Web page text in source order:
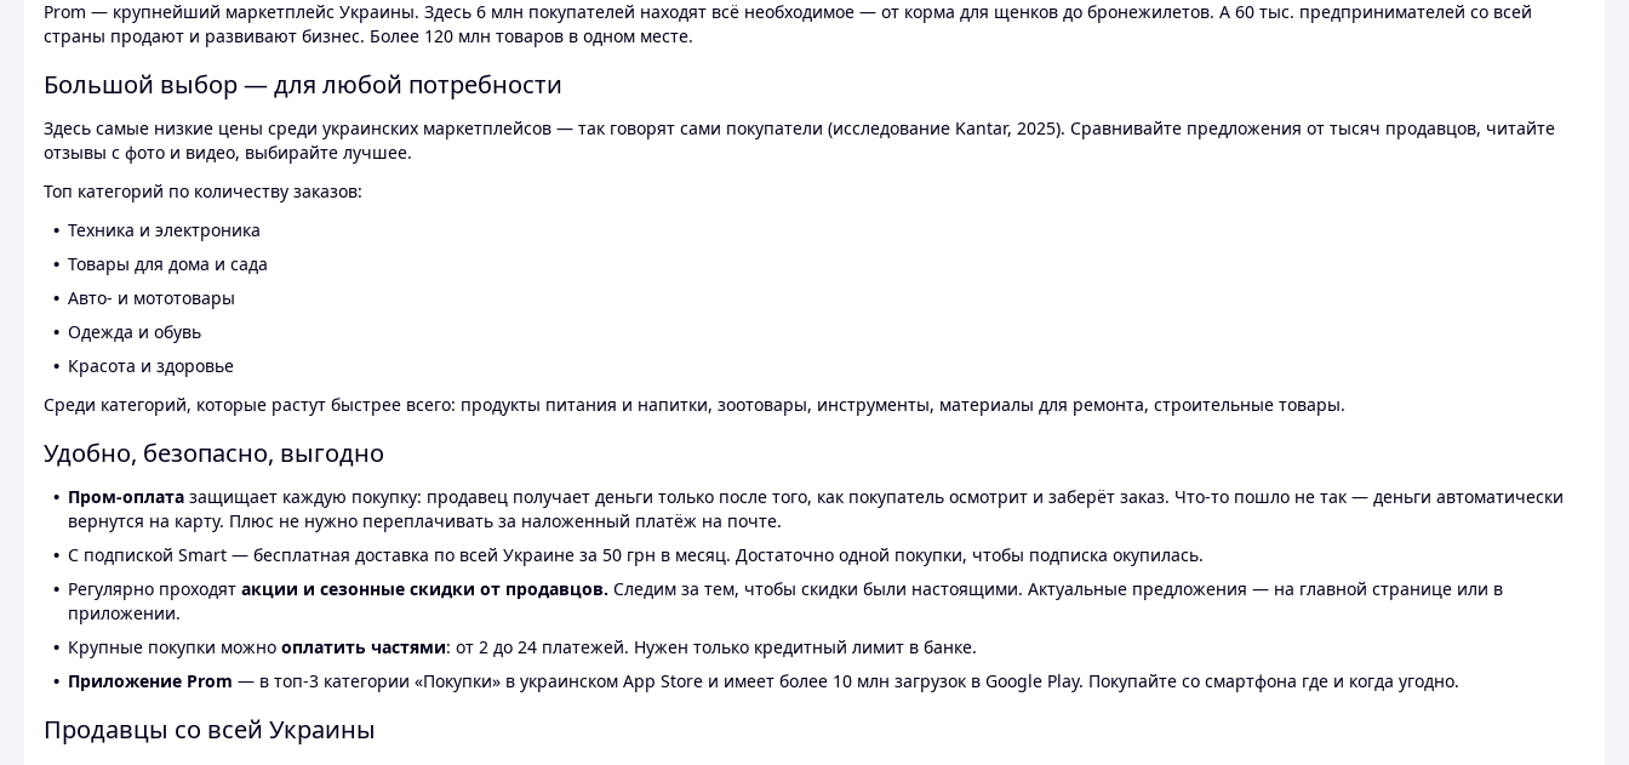
Prom — крупнейший маркетплейс Украины. Здесь 6 млн покупателей находят всё необходимое — от корма для щенков до бронежилетов. А 60 тыс. предпринимателей со всей
страны продают и развивают бизнес. Более 120 млн товаров в одном месте.
Большой выбор — для любой потребности
Здесь самые низкие цены среди украинских маркетплейсов — так говорят сами покупатели (исследование Kantar, 2025). Сравнивайте предложения от тысяч продавцов, читайте
отзывы с фото и видео, выбирайте лучшее.
Топ категорий по количеству заказов:
Техника и электроника
Товары для дома и сада
Авто- и мототовары
Одежда и обувь
Красота и здоровье
Среди категорий, которые растут быстрее всего: продукты питания и напитки, зоотовары, инструменты, материалы для ремонта, строительные товары.
Удобно, безопасно, выгодно
Пром-оплата защищает каждую покупку: продавец получает деньги только после того, как покупатель осмотрит и заберёт заказ. Что-то пошло не так — деньги автоматически
вернутся на карту. Плюс не нужно переплачивать за наложенный платёж на почте.
С подпиской Smart — бесплатная доставка по всей Украине за 50 грн в месяц. Достаточно одной покупки, чтобы подписка окупилась.
Регулярно проходят акции и сезонные скидки от продавцов. Следим за тем, чтобы скидки были настоящими. Актуальные предложения — на главной странице или в
приложении.
Крупные покупки можно оплатить частями: от 2 до 24 платежей. Нужен только кредитный лимит в банке.
Приложение Prom — в топ-3 категории «Покупки» в украинском App Store и имеет более 10 млн загрузок в Google Play. Покупайте со смартфона где и когда угодно.
Продавцы со всей Украины